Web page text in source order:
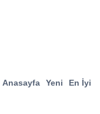
Anasayfa Yeni En İyi